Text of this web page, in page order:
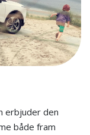
erbjuder den
både fram